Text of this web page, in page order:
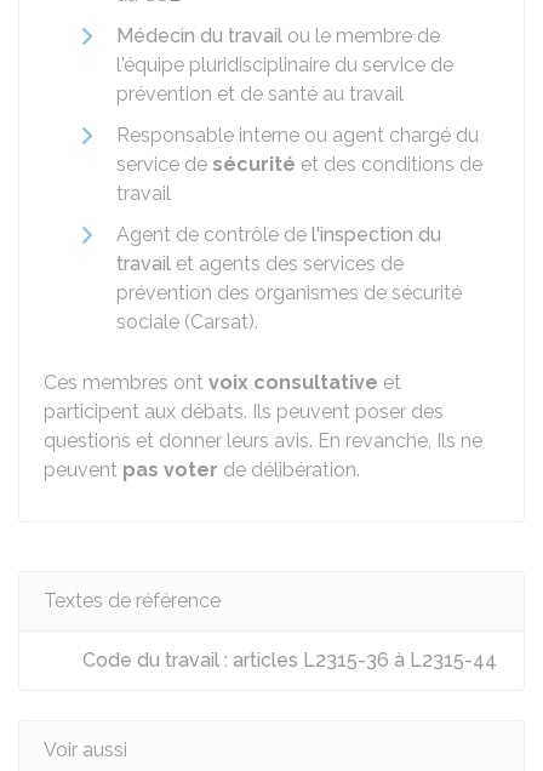
Médecin du travail ou le membre de
l'équipe pluridisciplinaire du service de
prévention et de santé au travail
Responsable interne ou agent chargé du
service de sécurité et des conditions de
travail
Agent de contrôle de l'inspection du
travail et agents des services de
prévention des organismes de sécurité
sociale (Carsat).
Ces membres ont voix consultative et
participent aux débats. Ils peuvent poser des
questions et donner leurs avis. En revanche, Ils ne
peuvent pas voter de délibération.
Textes de référence
Code du travail : articles L2315-36 à L2315-44
Voir aussi